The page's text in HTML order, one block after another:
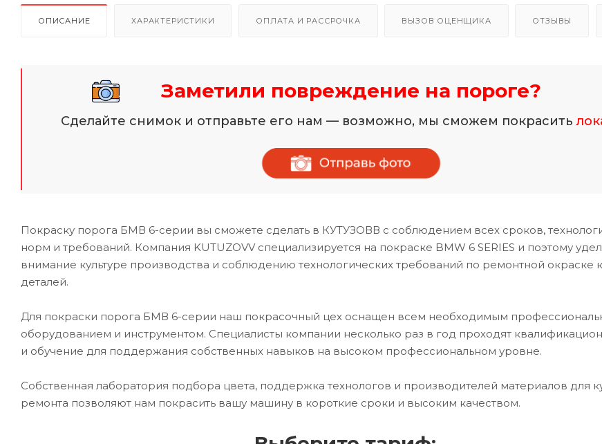
ОПИСАНИЕ ХАРАКТЕРИСТИКИ ОПЛАТА И РАССРОЧКА ВЫЗОВ ОЦЕНЩИКА ОТЗЫВЫ
Заметили повреждение на пороге?
Сделайте снимок и отправьте его нам — возможно, мы сможем покрасить
Покраску порога БМВ 6-серии вы сможете сделать в КУТУЗОВВ с соблюдением всех сроков,
норм и требований. Компания KUTUZOVV специализируется на покраске BMW 6 SERIES и поэтому
внимание культуре производства и соблюдению технологических требований по ремонтной окраске
деталей.
Для покраски порога БМВ 6-серии наш покрасочный цех оснащен всем необходимым
оборудованием и инструментом. Специалисты компании несколько раз в год проходят
и обучение для поддержания собственных навыков на высоком профессиональном уровне.
Собственная лаборатория подбора цвета, поддержка технологов и производителей материалов для
ремонта позволяют нам покрасить вашу машину в короткие сроки и высоким качеством.